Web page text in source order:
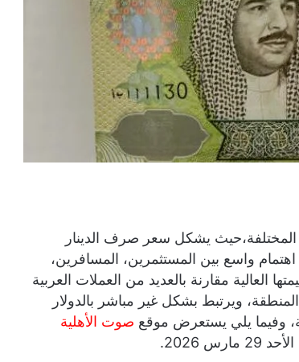
المختلفة،حيث يشكل سعر صرف الدينار
واسع بين المستثمرين، المسافرين،
العالية مقارنة بالعديد من العملات العربية
ويرتبط بشكل غير مباشر بالدولار
وفيما يلي يستعرض موقع صوت الأهلية
2026.